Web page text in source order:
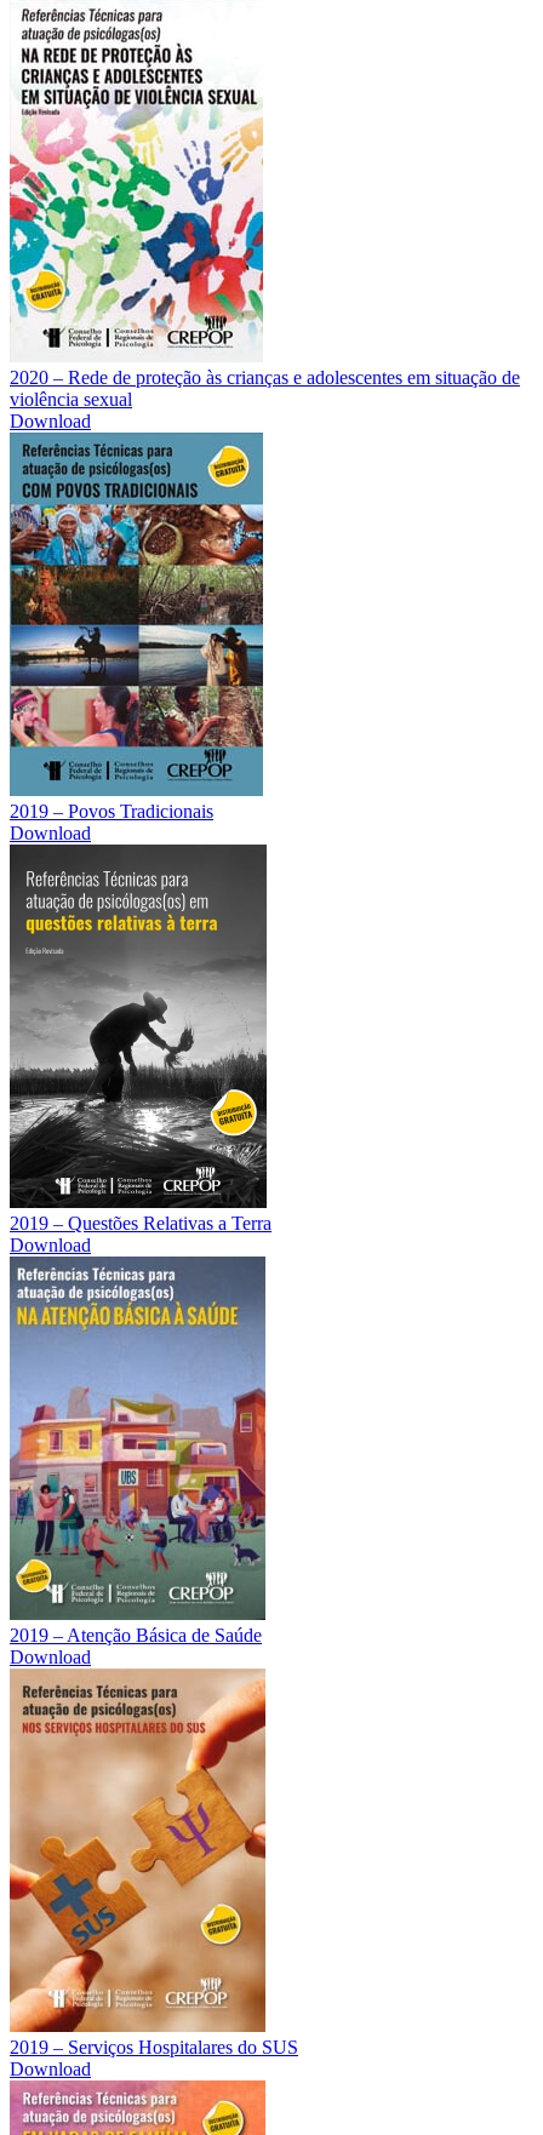
2020 – Rede de proteção às crianças e adolescentes em situação de
violência sexual
Download
2019 – Povos Tradicionais
Download
2019 – Questões Relativas a Terra
Download
2019 – Atenção Básica de Saúde
Download
2019 – Serviços Hospitalares do SUS
Download